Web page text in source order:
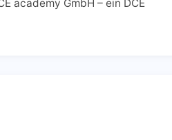
academy GmbH – ein DCE